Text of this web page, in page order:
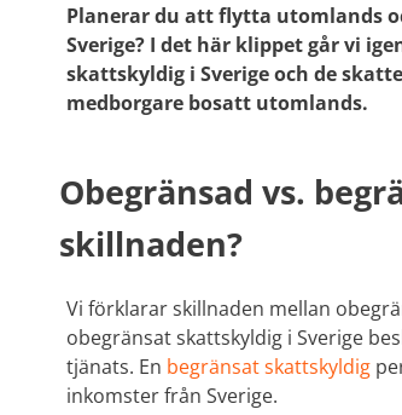
Planerar du att flytta utomlands
Sverige? I det här klippet går vi
skattskyldig i Sverige och de
medborgare bosatt utomlands.
Obegränsad vs.
skillnaden?
Vi förklarar skillnaden mellan
obegränsat skattskyldig i Sverige
tjänats. En begränsat skattskyldig
inkomster från Sverige.